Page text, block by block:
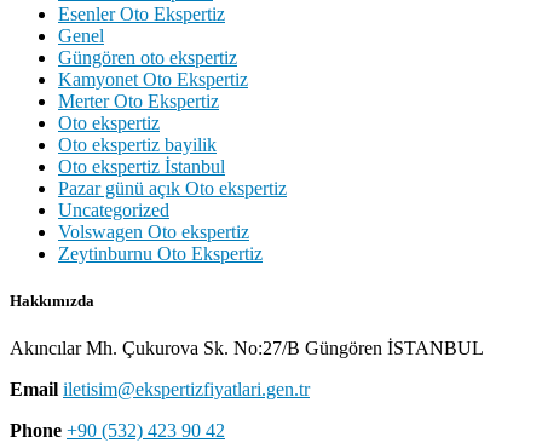
Esenler Oto Ekspertiz
Genel
Güngören oto ekspertiz
Kamyonet Oto Ekspertiz
Merter Oto Ekspertiz
Oto ekspertiz
Oto ekspertiz bayilik
Oto ekspertiz İstanbul
Pazar günü açık Oto ekspertiz
Uncategorized
Volswagen Oto ekspertiz
Zeytinburnu Oto Ekspertiz
Hakkımızda
Akıncılar Mh. Çukurova Sk. No:27/B Güngören İSTANBUL
Email iletisim@ekspertizfiyatlari.gen.tr
Phone +90 (532) 423 90 42